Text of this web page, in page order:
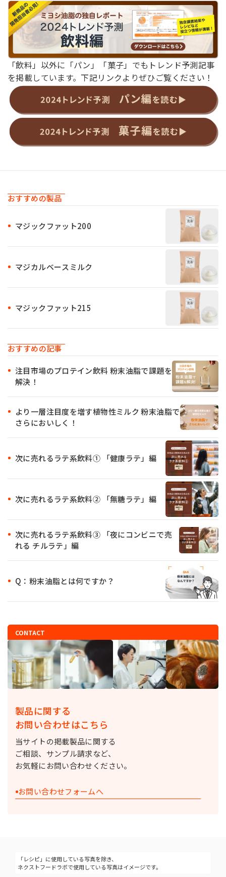
「飲料」以外に「パン」「菓子」でもトレンド予測記事
を掲載しています。下記リンクよりぜひご覧ください！
おすすめの製品
マジックファット200
マジカルベースミルク
マジックファット215
おすすめの記事
注目市場のプロテイン飲料 粉末油脂で課題を
解決！
より一層注目度を増す植物性ミルク 粉末油脂で
さらにおいしく！
次に売れるラテ系飲料① 「健康ラテ」編
次に売れるラテ系飲料② 「無糖ラテ」編
次に売れるラテ系飲料③ 「夜にコンビニで売
れる チルラテ」編
Q：粉末油脂とは何ですか？
CONTACT
製品に関する
お問い合わせはこちら
当サイトの掲載製品に関する
ご相談、サンプル請求など、
お気軽にお問い合わせください。
お問い合わせフォームへ
「レシピ」に使用している写真を除き、
ネクストフードラボで使用している写真はイメージです。